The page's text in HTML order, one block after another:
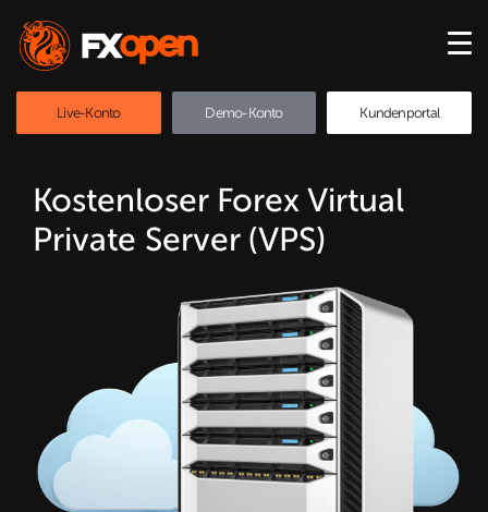
Live-Konto Demo-Konto Kundenportal
Kostenloser Forex Virtual
Private Server (VPS)